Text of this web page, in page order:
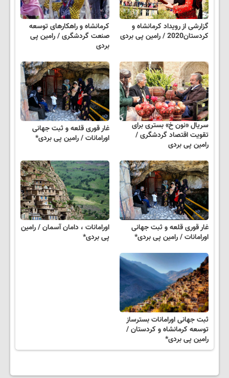
گزارشی از رویداد کرمانشاه و
کردستان2020 / رامین پی بردی
کرمانشاه و راهکارهای توسعه
صنعت گردشگری / رامین پی
بردی
سریال «نون خ» بستری برای
تقویت اقتصاد گردشگری /
رامین پی بردی
غار قوری قلعه و ثبت جهانی
اورامانات / رامین پی بردی*
غار قوری قلعه و ثبت جهانی
اورامانات / رامین پی بردی*
اورامانات ، دامان آسمان / رامین
پی بردی*
ثبت جهانی اورامانات بسترساز
توسعه کرمانشاه و کردستان /
رامین پی بردی*